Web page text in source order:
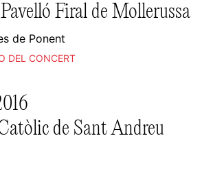
Firal de Mollerussa
de Ponent
DEL CONCERT
de Sant Andreu